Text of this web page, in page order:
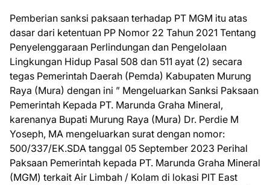
Pemberian sanksi paksaan terhadap PT MGM itu atas
dasar dari ketentuan PP Nomor 22 Tahun 2021 Tentang
Penyelenggaraan Perlindungan dan Pengelolaan
Lingkungan Hidup Pasal 508 dan 511 ayat (2) secara
tegas Pemerintah Daerah (Pemda) Kabupaten Murung
Raya (Mura) dengan ini ” Mengeluarkan Sanksi Paksaan
Pemerintah Kepada PT. Marunda Graha Mineral,
karenanya Bupati Murung Raya (Mura) Dr. Perdie M
Yoseph, MA mengeluarkan surat dengan nomor:
500/337/EK.SDA tanggal 05 September 2023 Perihal
Paksaan Pemerintah kepada PT. Marunda Graha Mineral
(MGM) terkait Air Limbah / Kolam di lokasi PIT East